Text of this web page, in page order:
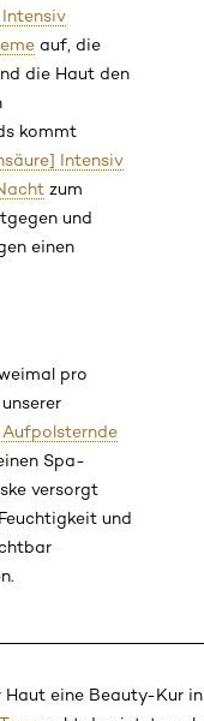
auf, die
die Haut den
kommt
Intensiv
zum
und
einen
pro
Spa-
versorgt
und
eine Beauty-Kur